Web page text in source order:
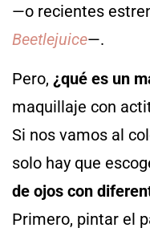
—o recientes
Beetlejuice—.
Pero, ¿qué es un
maquillaje con
Si nos vamos al
solo hay que
de ojos con
Primero, pintar el